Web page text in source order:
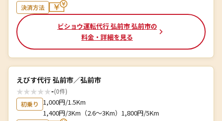
決済方法
ビショウ運転代行 弘前市 弘前市の
料金・詳細を見る
えびす代行 弘前市／弘前市
★★★★★-(0件)
初乗り
1,000円/1.5Km
1,400円/3Km（2.6～3Km）1,800円/5Km